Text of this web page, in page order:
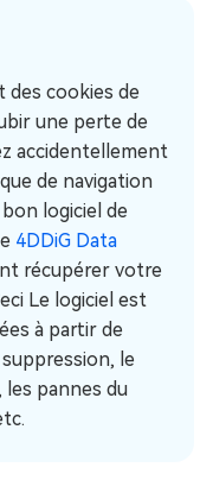
des cookies de
une perte de
accidentellement
de navigation
logiciel de
4DDiG Data
récupérer votre
Le logiciel est
à partir de
le
pannes du